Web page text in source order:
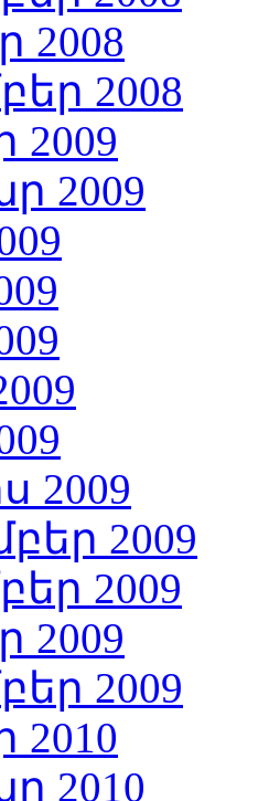
2008
2008
2009
2009
2009
2009
2009
2009
2009
2010
2010